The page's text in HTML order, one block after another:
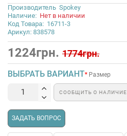
Производитель Spokey
Наличие: Нет в наличии
Код Товара: 16711-3
Арикул: 838578
1224грн. 1774грн.
ВЫБРАТЬ ВАРИАНТ Размер
СООБЩИТЬ О НАЛИЧИЕ
ЗАДАТЬ ВОПРОС